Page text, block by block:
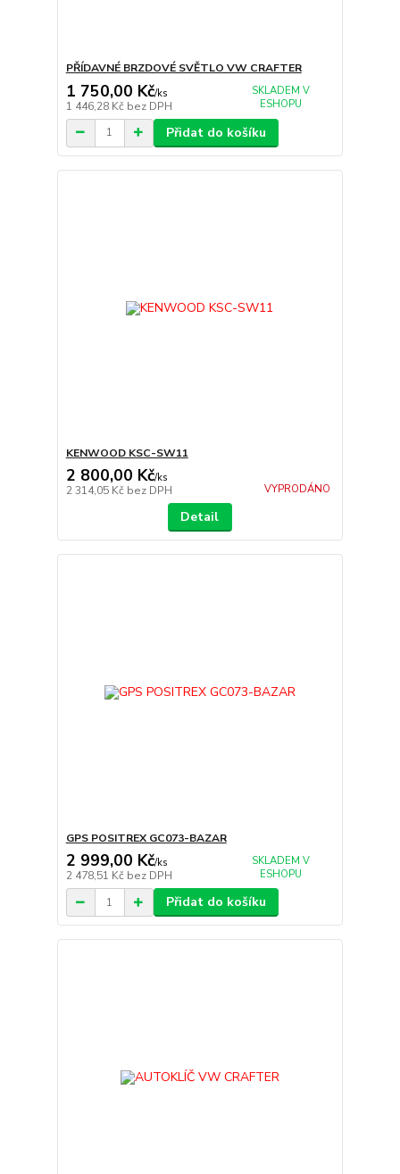
PŘÍDAVNÉ BRZDOVÉ SVĚTLO VW CRAFTER
1 750,00 Kč/ks
1 446,28 Kč bez DPH
SKLADEM V
ESHOPU
Přidat do košíku
KENWOOD KSC-SW11
2 800,00 Kč/ks
2 314,05 Kč bez DPH VYPRODÁNO
Detail
GPS POSITREX GC073-BAZAR
2 999,00 Kč/ks
2 478,51 Kč bez DPH
SKLADEM V
ESHOPU
Přidat do košíku